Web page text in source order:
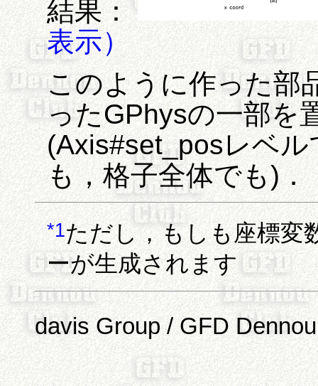
結果：
表示）
このように作った部
ったGPhysの一部を
(Axis#set_posレベ
も，格子全体でも)．
*1ただし，もしも座標変
ーが生成されます
davis Group / GFD